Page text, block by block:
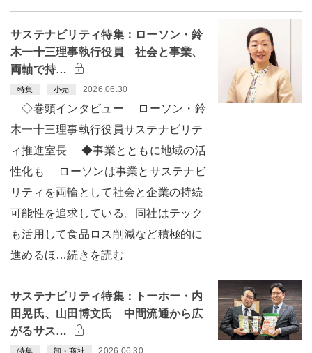
サステナビリティ特集：ローソン・鈴
木一十三理事執行役員 社会と事業、
両軸で持…
特集 小売 2026.06.30
◇巻頭インタビュー ローソン・鈴
木一十三理事執行役員サステナビリテ
ィ推進室長 ◆事業とともに地域の活
性化も ローソンは事業とサステナビ
リティを両輪として社会と企業の持続
可能性を追求している。同社はテック
も活用して食品ロス削減など積極的に
進めるほ…続きを読む
サステナビリティ特集：トーホー・内
田晃氏、山田博文氏 中間流通から広
がるサス…
特集 卸・商社 2026.06.30